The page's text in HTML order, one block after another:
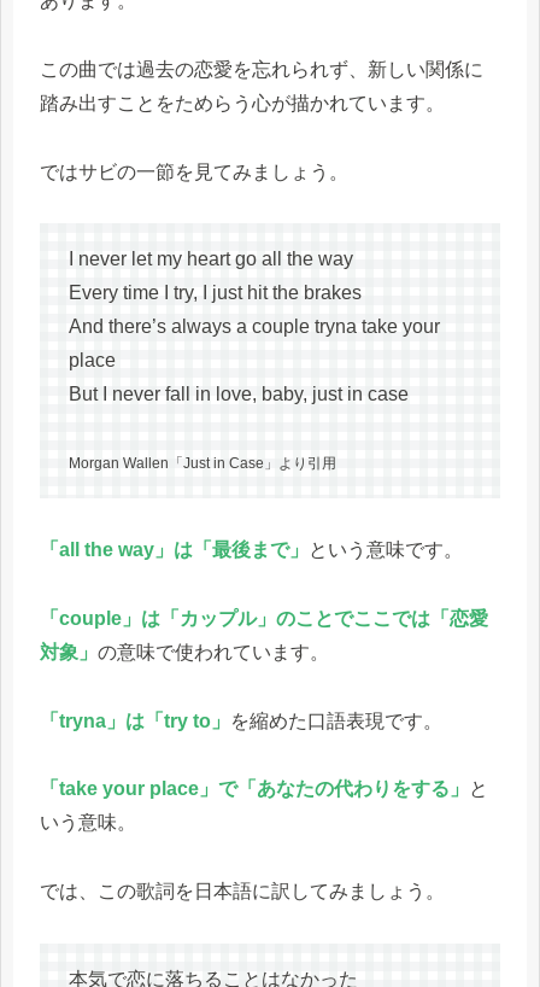
この曲では過去の恋愛を忘れられず、新しい関係に
踏み出すことをためらう心が描かれています。
ではサビの一節を見てみましょう。
I never let my heart go all the way
Every time I try, I just hit the brakes
And there’s always a couple tryna take your
place
But I never fall in love, baby, just in case
Morgan Wallen「Just in Case」より引用
「all the way」は「最後まで」 という意味です。
「couple」は「カップル」のことでここでは「恋愛
対象」 の意味で使われています。
「tryna」は「try to」 を縮めた口語表現です。
「take your place」で「あなたの代わりをする」
と
いう意味。
では、この歌詞を日本語に訳してみましょう。
本気で恋に落ちることはなかった